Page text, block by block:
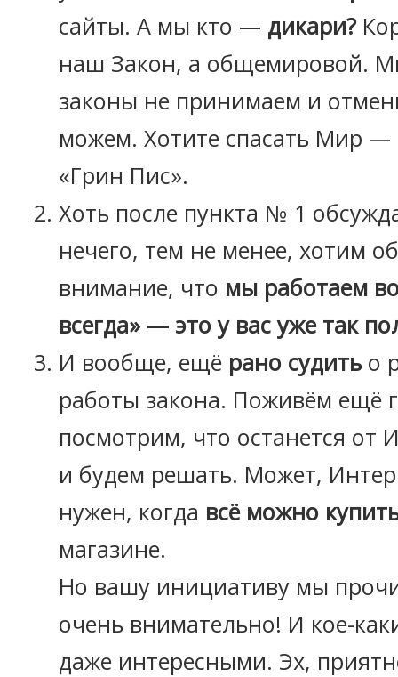
сайты. А мы кто — дикари?
наш Закон, а общемировой.
законы не принимаем и
можем. Хотите спасать Мир —
«Грин Пис».
Хоть после пункта № 1
нечего, тем не менее, хотим
внимание, что мы работаем
всегда» — это у вас уже так
И вообще, ещё рано судитьо
работы закона. Поживём ещё
посмотрим, что останется от
и будем решать. Может,
нужен, когда всё можно
магазине.
Но вашу инициативу мы
очень внимательно! И кое-
даже интересными. Эх,